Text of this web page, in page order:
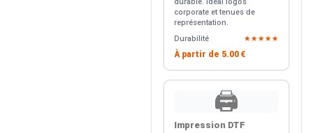
corporate et tenues de
représentation.
Durabilité
★★★★★
À partir de 5.00 €
🖨️
Impression DTF